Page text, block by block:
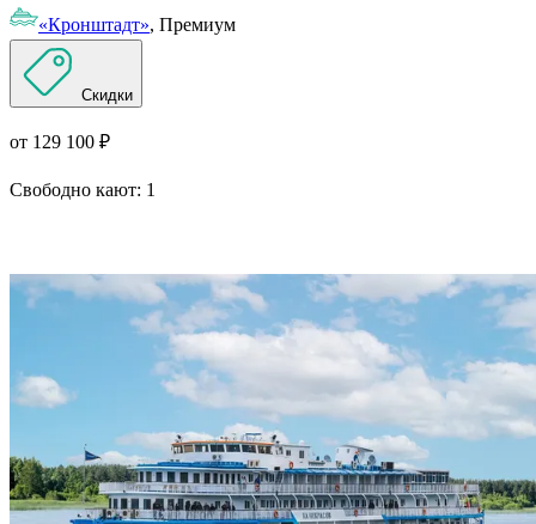
«Кронштадт», Премиум
Скидки
от 129 100 ₽
Свободно кают: 1